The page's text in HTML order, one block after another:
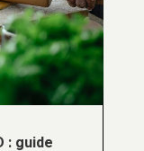
: guide